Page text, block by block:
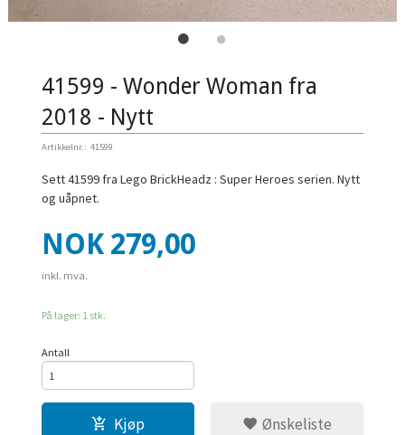
41599 - Wonder Woman fra
2018 - Nytt
Artikkelnr.: 41599
Sett 41599 fra Lego BrickHeadz : Super Heroes serien. Nytt
og uåpnet.
Pris
NOK 279,00
inkl. mva.
På lager: 1 stk.
Antall
Kjøp Ønskeliste